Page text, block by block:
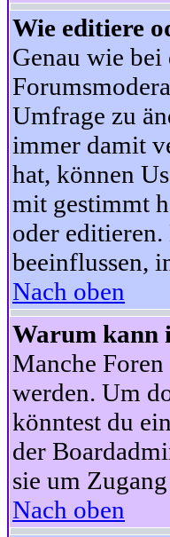
Wie editiere
Genau wie
Umfrage zu
immer damit
hat, können
mit gestimmt
oder
beeinflussen,
Nach oben
Warum kann
Manche
werden. Um
könntest du
der
sie um
Nach oben